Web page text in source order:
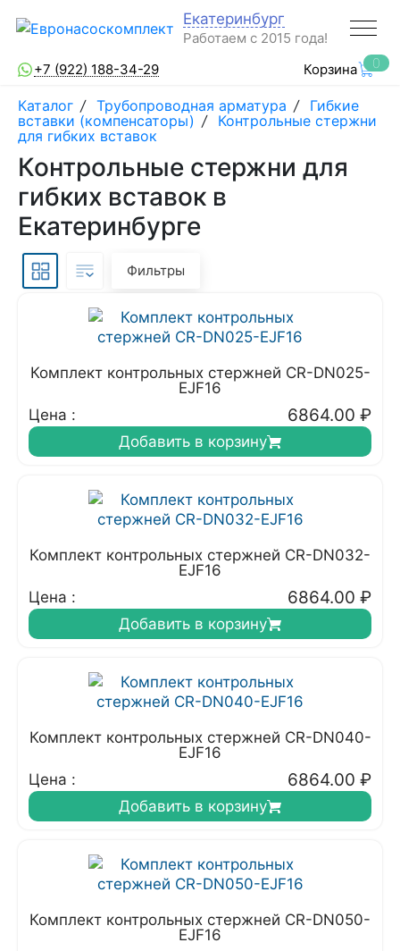
Екатеринбург
Работаем с 2015 года!
+7 (922) 188-34-29
Корзина 0
Каталог / Трубопроводная арматура / Гибкие
вставки (компенсаторы) / Контрольные стержни
для гибких вставок
Контрольные стержни для
гибких вставок в
Екатеринбурге
Фильтры
Комплект контрольных стержней CR-DN025-
EJF16
Цена :
6864.00 ₽
Добавить в корзину
Комплект контрольных стержней CR-DN032-
EJF16
Цена :
6864.00 ₽
Добавить в корзину
Комплект контрольных стержней CR-DN040-
EJF16
Цена :
6864.00 ₽
Добавить в корзину
Комплект контрольных стержней CR-DN050-
EJF16